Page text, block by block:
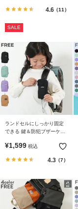
4.6（11）
SALE
ランドセルにしっかり固定
できる 鍵＆防犯ブザーケー
¥1,599 税込
4.3（7）